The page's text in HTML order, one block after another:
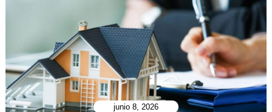
junio 8, 2026